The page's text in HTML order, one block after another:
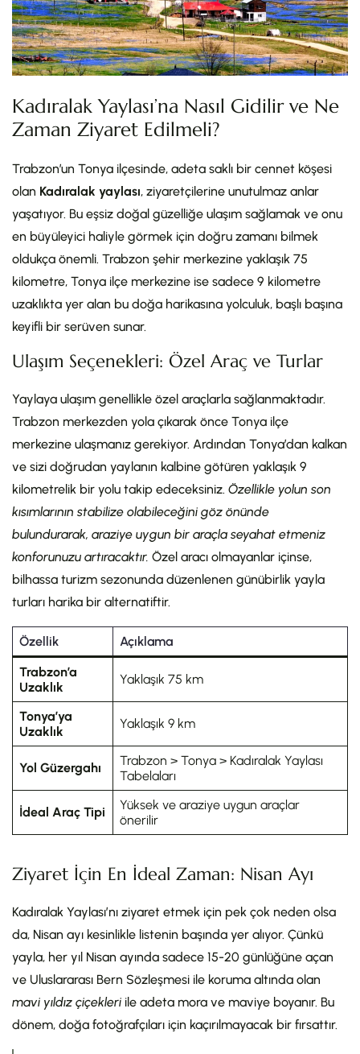
Kadıralak Yaylası’na Nasıl Gidilir ve Ne
Zaman Ziyaret Edilmeli?
Trabzon’un Tonya ilçesinde, adeta saklı bir cennet köşesi
olan Kadıralak yaylası, ziyaretçilerine unutulmaz anlar
yaşatıyor. Bu eşsiz doğal güzelliğe ulaşım sağlamak ve onu
en büyüleyici haliyle görmek için doğru zamanı bilmek
oldukça önemli. Trabzon şehir merkezine yaklaşık 75
kilometre, Tonya ilçe merkezine ise sadece 9 kilometre
uzaklıkta yer alan bu doğa harikasına yolculuk, başlı başına
keyifli bir serüven sunar.
Ulaşım Seçenekleri: Özel Araç ve Turlar
Yaylaya ulaşım genellikle özel araçlarla sağlanmaktadır.
Trabzon merkezden yola çıkarak önce Tonya ilçe
merkezine ulaşmanız gerekiyor. Ardından Tonya’dan kalkan
ve sizi doğrudan yaylanın kalbine götüren yaklaşık 9
kilometrelik bir yolu takip edeceksiniz. Özellikle yolun son
kısımlarının stabilize olabileceğini göz önünde
bulundurarak, araziye uygun bir araçla seyahat etmeniz
konforunuzu artıracaktır. Özel aracı olmayanlar içinse,
bilhassa turizm sezonunda düzenlenen günübirlik yayla
turları harika bir alternatiftir.
Özellik
Açıklama
Trabzon’a
Uzaklık
Yaklaşık 75 km
Tonya’ya
Uzaklık
Yaklaşık 9 km
Yol Güzergahı
Trabzon > Tonya > Kadıralak Yaylası
Tabelaları
İdeal Araç Tipi
Yüksek ve araziye uygun araçlar
önerilir
Ziyaret İçin En İdeal Zaman: Nisan Ayı
Kadıralak Yaylası’nı ziyaret etmek için pek çok neden olsa
da, Nisan ayı kesinlikle listenin başında yer alıyor. Çünkü
yayla, her yıl Nisan ayında sadece 15-20 günlüğüne açan
ve Uluslararası Bern Sözleşmesi ile koruma altında olan
mavi yıldız çiçekleri ile adeta mora ve maviye boyanır. Bu
dönem, doğa fotoğrafçıları için kaçırılmayacak bir fırsattır.